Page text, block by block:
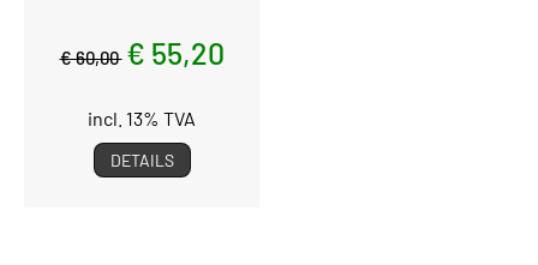
€ 60,00 € 55,20
incl. 13% TVA
DETAILS